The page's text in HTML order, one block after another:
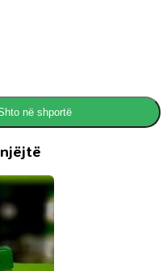
në shportë